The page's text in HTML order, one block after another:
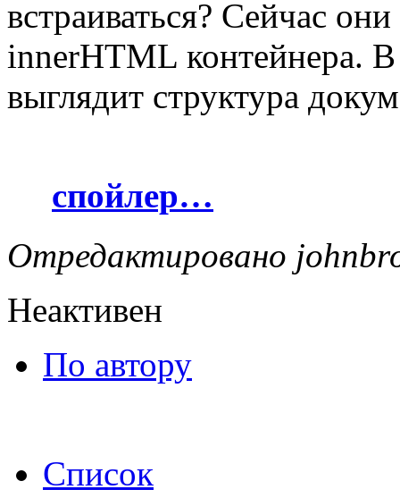
встраиваться? Сейчас
innerHTML контейнера.
выглядит структура
спойлер…
Отредактировано
Неактивен
По автору
Список